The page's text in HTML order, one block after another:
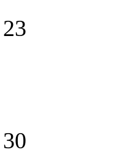
23
30